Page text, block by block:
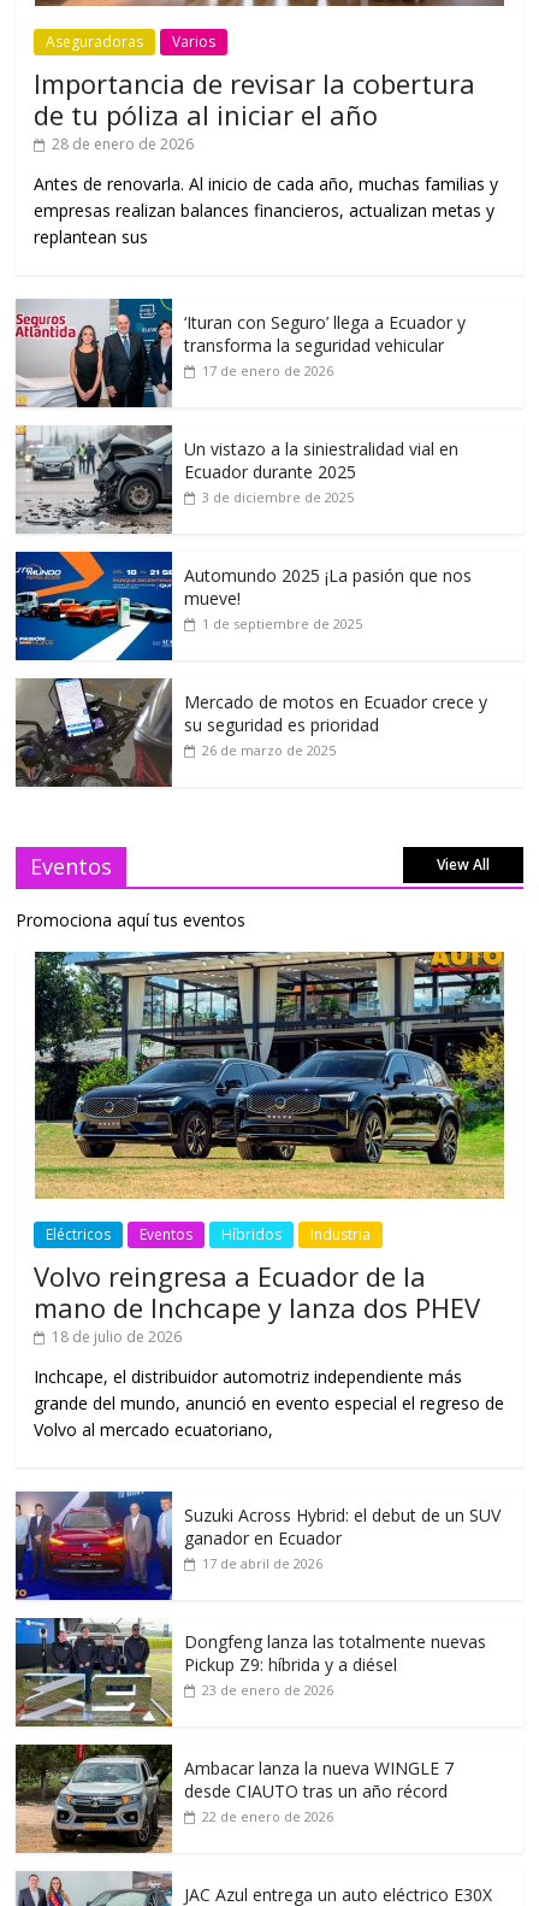
Aseguradoras Varios
Importancia de revisar la cobertura
de tu póliza al iniciar el año
28 de enero de 2026
Antes de renovarla. Al inicio de cada año, muchas familias y
empresas realizan balances financieros, actualizan metas y
replantean sus
‘Ituran con Seguro’ llega a Ecuador y
transforma la seguridad vehicular
17 de enero de 2026
Un vistazo a la siniestralidad vial en
Ecuador durante 2025
3 de diciembre de 2025
Automundo 2025 ¡La pasión que nos
mueve!
1 de septiembre de 2025
Mercado de motos en Ecuador crece y
su seguridad es prioridad
26 de marzo de 2025
Eventos View All
Promociona aquí tus eventos
Eléctricos Eventos Híbridos Industria
Volvo reingresa a Ecuador de la
mano de Inchcape y lanza dos PHEV
18 de julio de 2026
Inchcape, el distribuidor automotriz independiente más
grande del mundo, anunció en evento especial el regreso de
Volvo al mercado ecuatoriano,
Suzuki Across Hybrid: el debut de un SUV
ganador en Ecuador
17 de abril de 2026
Dongfeng lanza las totalmente nuevas
Pickup Z9: híbrida y a diésel
23 de enero de 2026
Ambacar lanza la nueva WINGLE 7
desde CIAUTO tras un año récord
22 de enero de 2026
JAC Azul entrega un auto eléctrico E30X